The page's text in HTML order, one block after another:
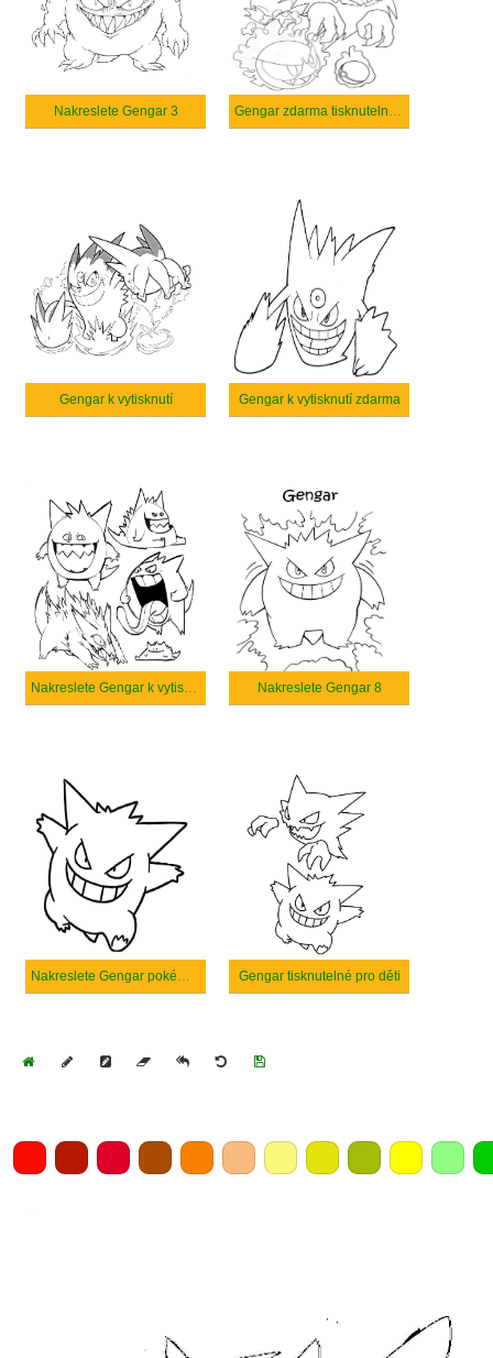
Nakreslete Gengar 3 Gengar zdarma tisknutelné pro děti
Gengar k vytisknutí Gengar k vytisknutí zdarma
Nakreslete Gengar k vytisknutí zdarma Nakreslete Gengar 8
Nakreslete Gengar pokémon Gengar tisknutelné pro děti